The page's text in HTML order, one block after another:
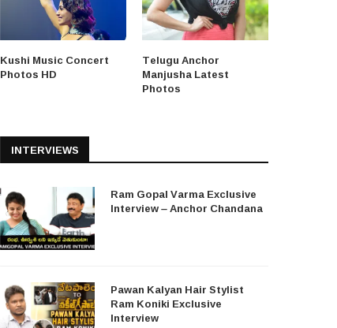
Kushi Music Concert
Photos HD
Telugu Anchor
Manjusha Latest
Photos
INTERVIEWS
Ram Gopal Varma Exclusive
Interview – Anchor Chandana
Pawan Kalyan Hair Stylist
Ram Koniki Exclusive
Interview